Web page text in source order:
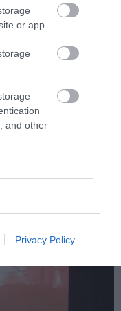
or app.
and other
Privacy Policy
Στη φυλακή
απείλησε τη